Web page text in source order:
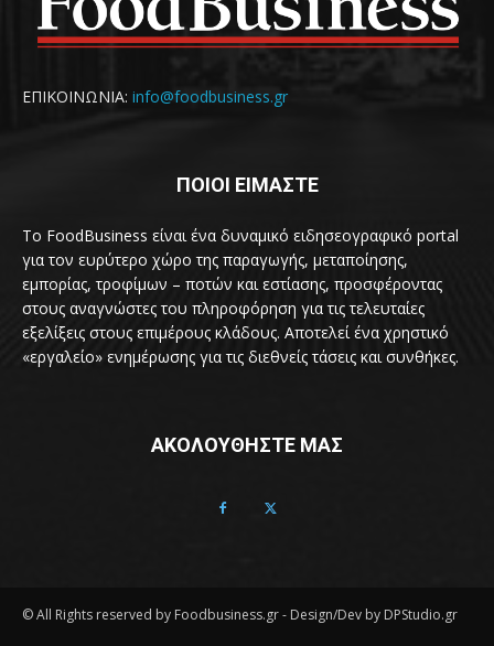
ΕΠΙΚΟΙΝΩΝΙΑ: info@foodbusiness.gr
ΠΟΙΟΙ ΕΙΜΑΣΤΕ
Το FoodBusiness είναι ένα δυναμικό ειδησεογραφικό portal
για τον ευρύτερο χώρο της παραγωγής, μεταποίησης,
εμπορίας, τροφίμων – ποτών και εστίασης, προσφέροντας
στους αναγνώστες του πληροφόρηση για τις τελευταίες
εξελίξεις στους επιμέρους κλάδους. Αποτελεί ένα χρηστικό
«εργαλείο» ενημέρωσης για τις διεθνείς τάσεις και συνθήκες.
ΑΚΟΛΟΥΘΗΣΤΕ ΜΑΣ
© All Rights reserved by Foodbusiness.gr - Design/Dev by DPStudio.gr